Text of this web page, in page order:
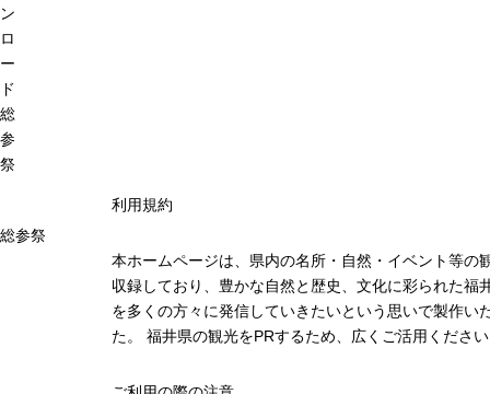
ン
ロ
ー
ド
総
参
祭
総参祭
利用規約
本ホームページは、県内の名所・自然・イベント等の
収録しており、豊かな自然と歴史、文化に彩られた福
を多くの方々に発信していきたいという思いで製作い
た。 福井県の観光をPRするため、広くご活用くださ